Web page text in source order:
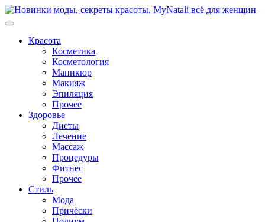
Перейти
к
Красота
Косметика
Косметология
Маникюр
Макияж
Эпиляция
Прочее
Здоровье
Диеты
Лечение
Массаж
Процедуры
Фитнес
Прочее
Стиль
Мода
Причёски